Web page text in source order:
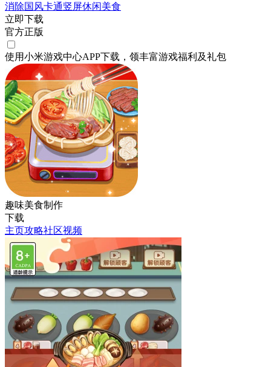
消除国风卡通竖屏休闲美食
立即下载
官方正版
使用小米游戏中心APP下载 ，领丰富游戏福利 及礼包
趣味美食制作
下载
主页攻略社区视频